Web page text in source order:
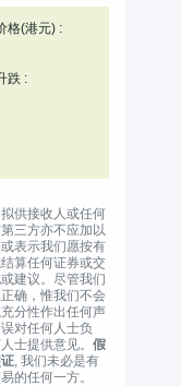
格(港元) :
跌 :
供接收人或任何
三方亦不应加以
表示我们愿按有
算任何证券或交
建议。尽管我们
确，惟我们不会
分性作出任何声
对任何人士负
士提供意见。 假
, 我们未必是有
的任何一方。